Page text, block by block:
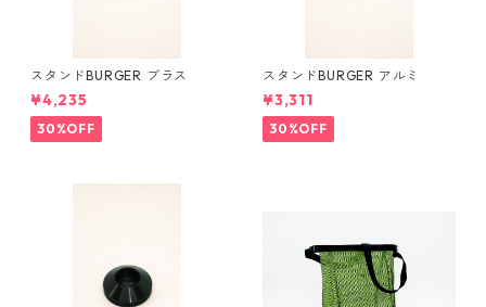
スタンドBURGER ブラス
¥4,235
30%OFF
スタンドBURGER アルミ
¥3,311
30%OFF